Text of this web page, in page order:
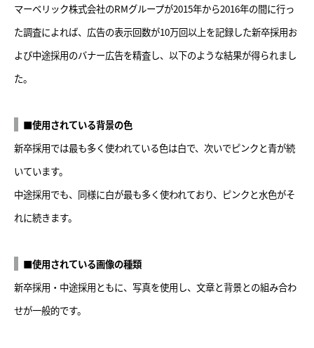
マーベリック株式会社のRMグループが2015年から2016年の間に行っ
た調査によれば、広告の表示回数が10万回以上を記録した新卒採用お
よび中途採用のバナー広告を精査し、以下のような結果が得られまし
た。
■使用されている背景の色
新卒採用では最も多く使われている色は白で、次いでピンクと青が続
いています。
中途採用でも、同様に白が最も多く使われており、ピンクと水色がそ
れに続きます。
■使用されている画像の種類
新卒採用・中途採用ともに、写真を使用し、文章と背景との組み合わ
せが一般的です。